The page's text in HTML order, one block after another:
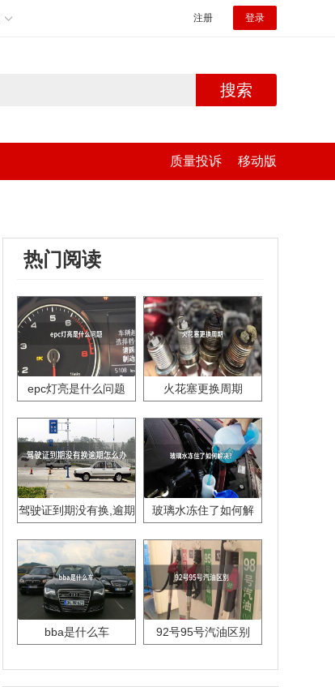
注册 登录
搜索
质量投诉 移动版
热门阅读
epc灯亮是什么问题 火花塞更换周期
驾驶证到期没有换,逾期
玻璃水冻住了如何解
bba是什么车 92号95号汽油区别